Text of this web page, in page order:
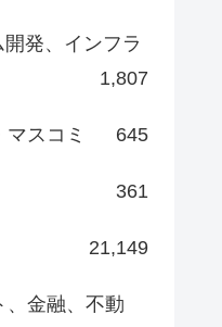
発、インフラ
1,807
スコミ 645
361
21,149
、金融、不動